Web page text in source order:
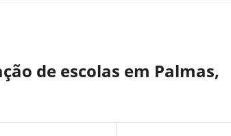
de escolas em Palmas,